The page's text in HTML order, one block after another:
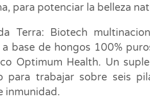
para potenciar la belleza
Terra: Biotech
a base de hongos 100%
Optimum Health. Un
para trabajar sobre seis
inmunidad.